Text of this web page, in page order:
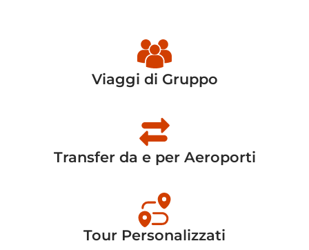
Viaggi di Gruppo
Transfer da e per Aeroporti
Tour Personalizzati